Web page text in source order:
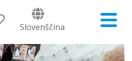
Slovenščina